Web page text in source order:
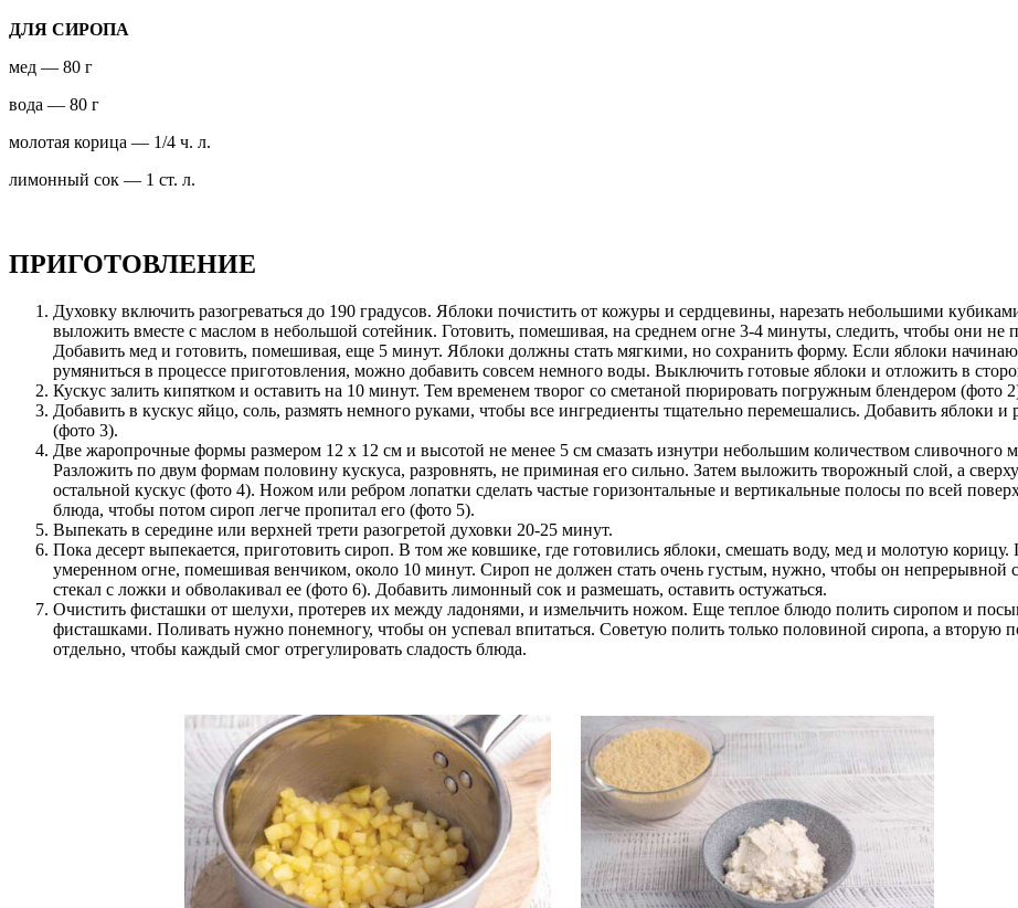
ДЛЯ СИРОПА
мед — 80 г
вода — 80 г
молотая корица — 1/4 ч. л.
лимонный сок — 1 ст. л.
ПРИГОТОВЛЕНИЕ
Духовку включить разогреваться до 190 градусов. Яблоки почистить от кожуры и сердцевины, нарезать небольшими
выложить вместе с маслом в небольшой сотейник. Готовить, помешивая, на среднем огне 3-4 минуты, следить, чтобы они не
Добавить мед и готовить, помешивая, еще 5 минут. Яблоки должны стать мягкими, но сохранить форму. Если яблоки
румяниться в процессе приготовления, можно добавить совсем немного воды. Выключить готовые яблоки и отложить в
Кускус залить кипятком и оставить на 10 минут. Тем временем творог со сметаной пюрировать погружным блендером (фото
Добавить в кускус яйцо, соль, размять немного руками, чтобы все ингредиенты тщательно перемешались. Добавить яблоки и
(фото 3).
Две жаропрочные формы размером 12 x 12 см и высотой не менее 5 см смазать изнутри небольшим количеством сливочного
Разложить по двум формам половину кускуса, разровнять, не приминая его сильно. Затем выложить творожный слой, а
остальной кускус (фото 4). Ножом или ребром лопатки сделать частые горизонтальные и вертикальные полосы по всей
блюда, чтобы потом сироп легче пропитал его (фото 5).
Выпекать в середине или верхней трети разогретой духовки 20-25 минут.
Пока десерт выпекается, приготовить сироп. В том же ковшике, где готовились яблоки, смешать воду, мед и молотую корицу.
умеренном огне, помешивая венчиком, около 10 минут. Сироп не должен стать очень густым, нужно, чтобы он непрерывной
стекал с ложки и обволакивал ее (фото 6). Добавить лимонный сок и размешать, оставить остужаться.
Очистить фисташки от шелухи, протерев их между ладонями, и измельчить ножом. Еще теплое блюдо полить сиропом и
фисташками. Поливать нужно понемногу, чтобы он успевал впитаться. Советую полить только половиной сиропа, а вторую
отдельно, чтобы каждый смог отрегулировать сладость блюда.